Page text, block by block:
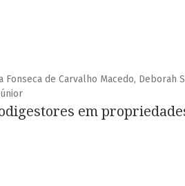
Fonseca de Carvalho Macedo, Deborah
em